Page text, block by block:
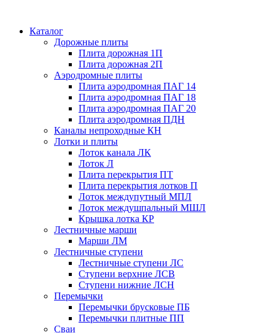
Каталог
Дорожные плиты
Плита дорожная 1П
Плита дорожная 2П
Аэродромные плиты
Плита аэродромная ПАГ 14
Плита аэродромная ПАГ 18
Плита аэродромная ПАГ 20
Плита аэродромная ПДН
Каналы непроходные КН
Лотки и плиты
Лоток канала ЛК
Лоток Л
Плита перекрытия ПТ
Плита перекрытия лотков П
Лоток междупутный МПЛ
Лоток междушпальный МШЛ
Крышка лотка КР
Лестничные марши
Марши ЛМ
Лестничные ступени
Лестничные ступени ЛС
Ступени верхние ЛСВ
Ступени нижние ЛСН
Перемычки
Перемычки брусковые ПБ
Перемычки плитные ПП
Сваи